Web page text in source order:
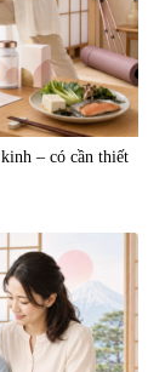
xương khớp
Has 50EX
|0
– có cần thiết